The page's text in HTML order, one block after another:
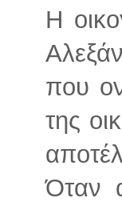
Η
που
της
Όταν